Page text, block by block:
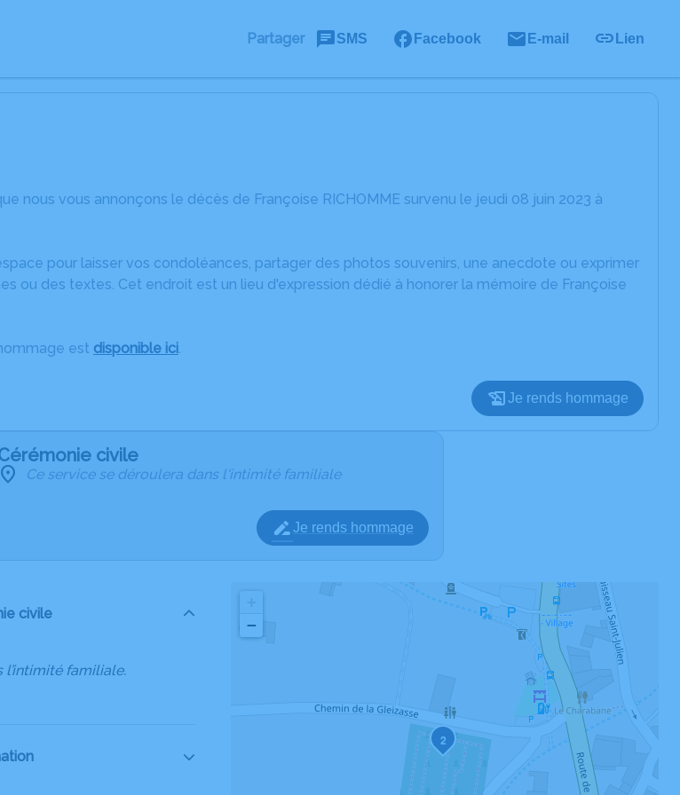
Partager SMS Facebook E-mail Lien
nous vous annonçons le décès de Françoise RICHOMME survenu le jeudi 08 juin 2023 à
pour laisser vos condoléances, partager des photos souvenirs, une anecdote ou exprimer
ou des textes. Cet endroit est un lieu d'expression dédié à honorer la mémoire de Françoise
est disponible ici.
Je rends hommage
civile
Ce service se déroulera dans l'intimité familiale
Je rends hommage
civile
l’intimité familiale.
2
−